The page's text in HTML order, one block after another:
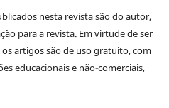
nesta revista são do autor,
para a revista. Em virtude de ser
artigos são de uso gratuito, com
educacionais e não-comerciais,